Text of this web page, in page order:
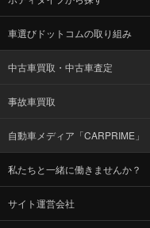
車選びドットコムの取り組み
中古車買取・中古車査定
事故車買取
自動車メディア「CARPRIME」
私たちと一緒に働きませんか？
サイト運営会社